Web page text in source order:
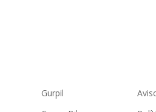
Gurpil